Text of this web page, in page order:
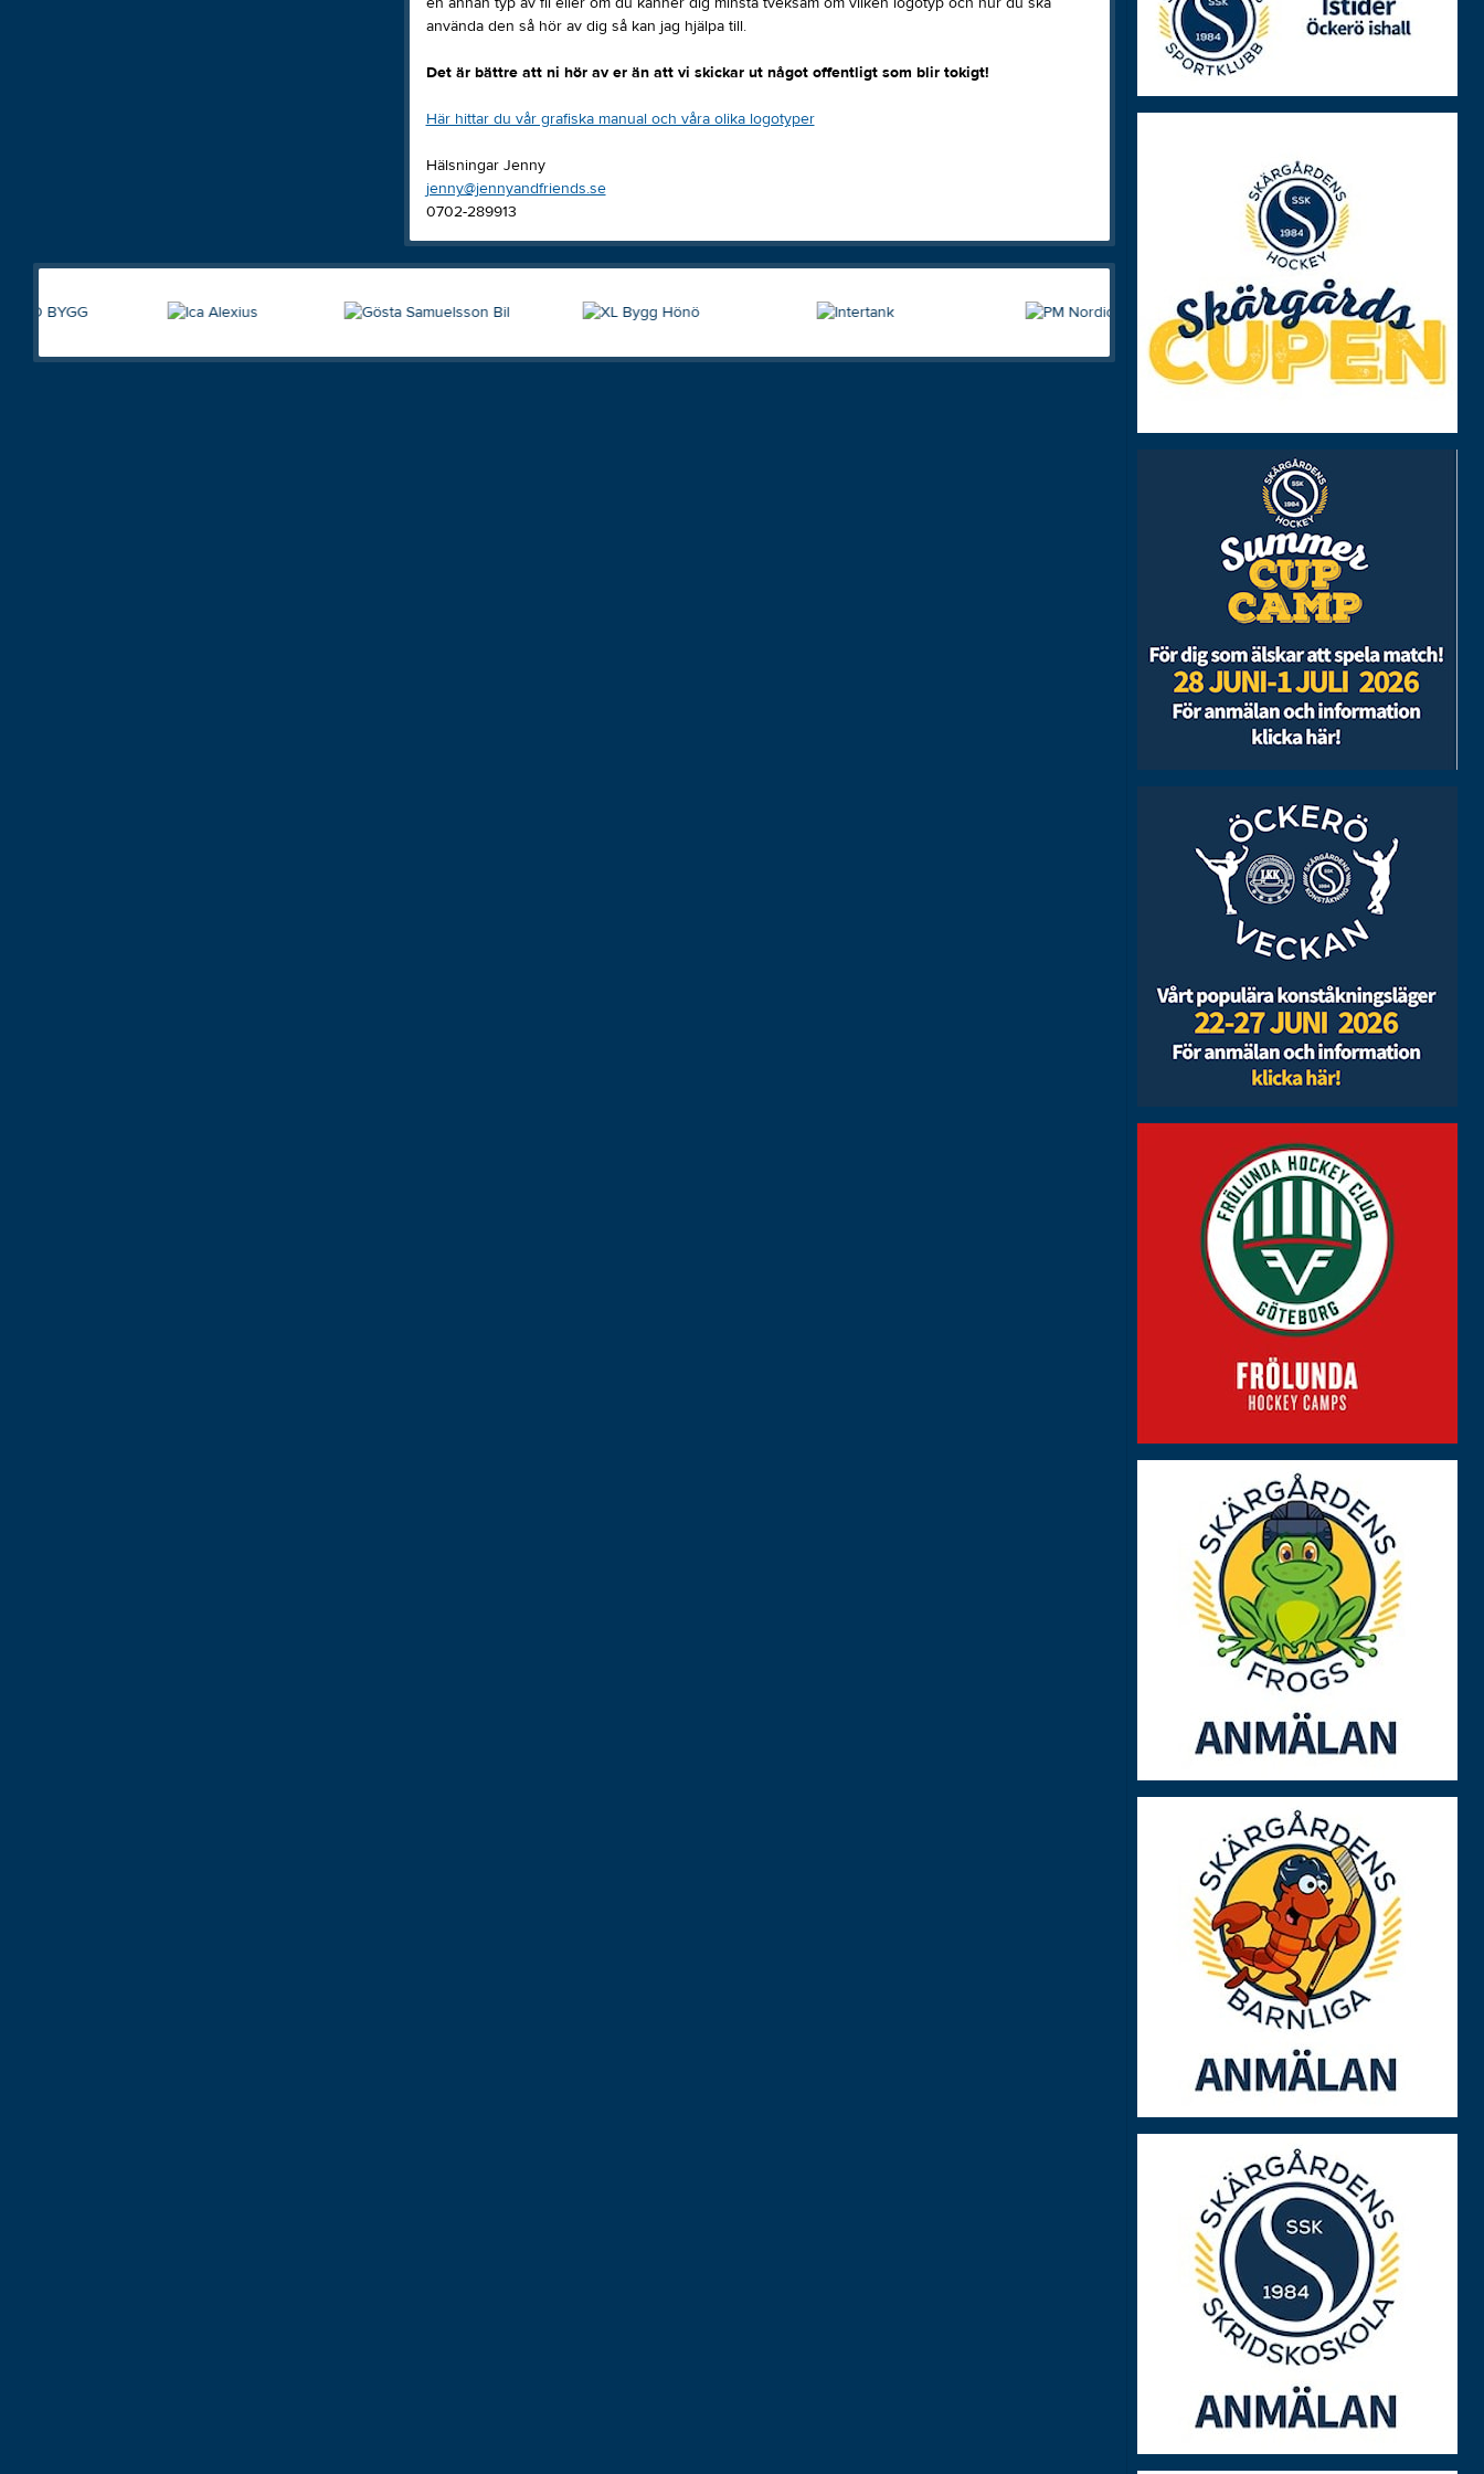
SSK Grafisk profil
Hockey
Hockey Cup Camp
Klubben
Röda Tråden Hockey
Klubbshop
Profilkläder
SSK Organisation
Stödmedlem/Sponsor
Filma event
Skapa event
Titta på LiveArena
använda den så hör av dig så kan jag hjälpa till.
Det är bättre att ni hör av er än att vi skickar ut något offentligt som blir tokigt!
Här hittar du vår grafiska manual och våra olika logotyper
Hälsningar Jenny
jenny@jennyandfriends.se
0702-289913